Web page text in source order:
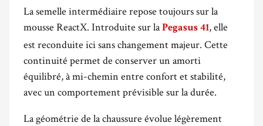
La semelle intermédiaire repose toujours sur la
mousse ReactX. Introduite sur laPegasus 41, elle
est reconduite ici sans changement majeur. Cette
continuité permet de conserver un amorti
équilibré, à mi-chemin entre confort et stabilité,
avec un comportement prévisible sur la durée.
La géométrie de la chaussure évolue légèrement